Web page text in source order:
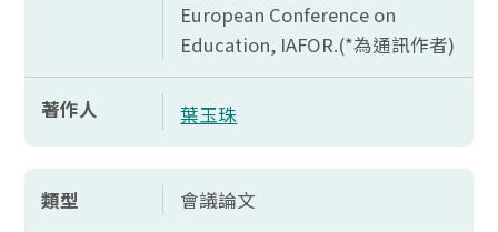
European Conference on
Education, IAFOR.(*為通訊作者)
著作人 葉玉珠
類型 會議論文